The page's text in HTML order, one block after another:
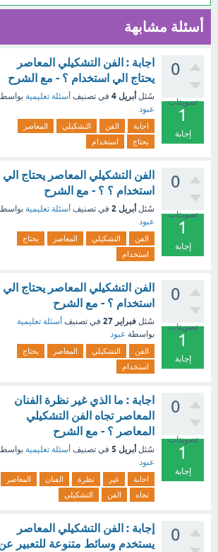
أسئلة مشابهة
0
تصويتات
1
إجابة
اجابة : الفن التشكيلي المعاصر
يحتاج الي استخدام ؟ - مع الشرح
سُئل أبريل 4 في تصنيف أسئلة تعليمية
عبود
اجابة الفن التشكيلي
المعاصر
يحتاج
استخدام
0
تصويتات
1
إجابة
الفن التشكيلي المعاصر يحتاج الي
استخدام ؟ ؟ - مع الشرح
سُئل أبريل 2 في تصنيف أسئلة تعليمية
عبود
الفن التشكيلي المعاصر
يحتاج
استخدام
0
تصويتات
1
إجابة
الفن التشكيلي المعاصر يحتاج الي
استخدام ؟ - مع الشرح
سُئل فبراير 27 في تصنيف أسئلة تعليمية
بواسطة عبود
الفن التشكيلي المعاصر
يحتاج
استخدام
0
تصويتات
1
إجابة
اجابة : ما الذي غير نظرة الفنان
المعاصر تجاه الفن التشكيلي
المعاصر ؟ - مع الشرح
سُئل أبريل 5 في تصنيف أسئلة تعليمية
عبود
اجابة غير نظرة الفنان
المعاصر
تجاه
الفن التشكيلي
0
إجابة : الفن التشكيلي المعاصر
يستخدم وسائط متنوعة للتعبير